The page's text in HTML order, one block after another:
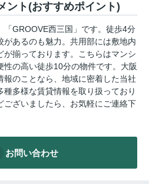
ント(おすすめポイント)
「GROOVE西三国」です。徒歩4分
あるのも魅力。共用部には敷地内
が揃っております。こちらはマンシ
性の高い徒歩10分の物件です。大阪
のことなら、地域に密着した当社
多様な賃貸情報を取り扱っており
ございましたら、お気軽にご連絡下
お問い合わせ